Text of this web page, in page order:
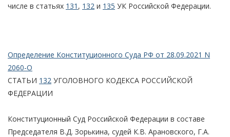
числе в статьях 131 , 132 и 135 УК Российской Федерации.
Определение Конституционного Суда РФ от 28.09.2021 N
2060-О
СТАТЬИ 132 УГОЛОВНОГО КОДЕКСА РОССИЙСКОЙ
ФЕДЕРАЦИИ
Конституционный Суд Российской Федерации в составе
Председателя В.Д. Зорькина, судей К.В. Арановского, Г.А.